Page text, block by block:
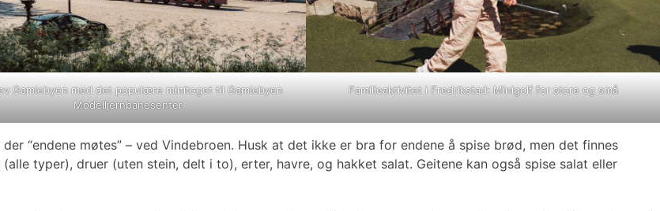
Gamlebyen med det populære minitoget til Gamlebyen
Modelljernbanesenter.
Familieaktivitet i Fredrikstad: Minigolf for store og små
“endene møtes” – ved Vindebroen. Husk at det ikke er bra for endene å spise brød, men det finnes
typer), druer (uten stein, delt i to), erter, havre, og hakket salat. Geitene kan også spise salat eller